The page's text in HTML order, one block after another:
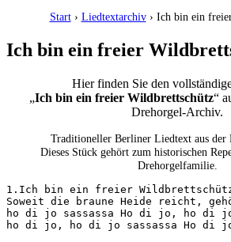
Start› Liedtextarchiv› Ich bin ein
Ich bin ein freier
Hier finden Sie den
„Ich bin ein freier Wildbrettschütz“
Drehorgel-Archiv.
Traditioneller Berliner Liedtext aus der
Dieses Stück gehört zum historischen
Drehorgelfamilie.
1.Ich bin ein freier
Soweit die braune Heide reicht,
ho di jo sassassa Ho di jo, ho
ho di jo, ho di jo sassassa Ho